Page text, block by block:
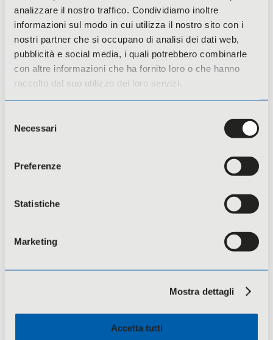
analizzare il nostro traffico. Condividiamo inoltre
informazioni sul modo in cui utilizza il nostro sito con i
nostri partner che si occupano di analisi dei dati web,
pubblicità e social media, i quali potrebbero combinarle
con altre informazioni che ha fornito loro o che hanno
raccolto dal suo utilizzo dei loro servizi.
delNecessari
Preferenze
Statistiche
Marketing
Mostra dettagli
Accetta tutti
Citizens, Equality, Rights and Values
(CERV)
Fondosviluppo – Investiamo per crescere